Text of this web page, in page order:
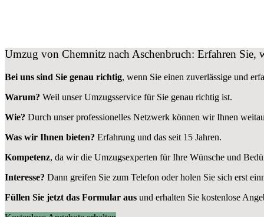
Umzug von Chemnitz nach Aschenbruch: Erfahren Sie,
Bei uns sind Sie genau richtig, wenn Sie einen zuverlässige und
Warum? Weil unser Umzugsservice für Sie genau richtig ist.
Wie? Durch unser professionelles Netzwerk können wir Ihnen
Was wir Ihnen bieten? Erfahrung und das seit 15 Jahren.
Kompetenz, da wir die Umzugsexperten für Ihre Wünsche und
Interesse? Dann greifen Sie zum Telefon oder holen Sie sich erst
Füllen Sie jetzt das Formular aus und erhalten Sie kostenlose